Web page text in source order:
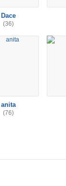
Dace
(36)
anita
(76)